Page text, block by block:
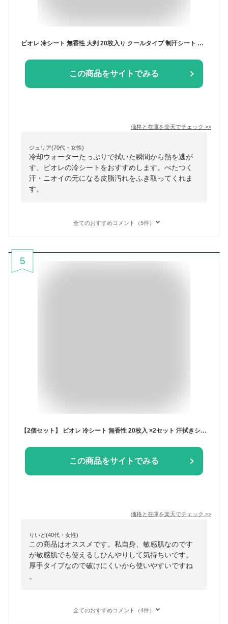
ビオレ 冷シート 無香性 大判 20枚入り クールタイプ 制汗シート ひやシート 汗拭きシート レディース ヒアルロン酸 冷却シート えーじーでお24 シート ag スプレー 汗拭きシート 無香料 汗取りシート 洗顔ペーパー デオドラントシート
この商品をサイトでみる
価格と在庫を楽天でチェック >>
ジュリア(70代・女性)
冷却ウォーターたっぷりで拭いた瞬間から熱を逃が
す、ビオレの冷シートをおすすめします。べたつく
汗・ニオイの元になる皮脂汚れをふき取ってくれま
す。
全てのおすすめコメント（5件）
5
【2個セット】 ビオレ 冷シート 無香性 20枚入 ×2セット 汗拭きシート 大判シート デオドラント 厚手 冷却 皮脂汚れ ニオイ 天然コットン 肌にやさしい ヒアルロン酸 全身 旅行 biore 花王 おすすめ まとめ買い
この商品をサイトでみる
価格と在庫を楽天でチェック >>
りいど(40代・女性)
この商品はオススメです。私自身、敏感肌なのです
が敏感肌でも使えるしひんやりして気持ちいです。
厚手タイプなので破けにくいから使いやすいですね
。
全てのおすすめコメント（4件）